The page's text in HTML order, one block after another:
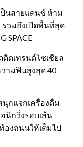
ป็นสายแดนซ์ ห้าม
รวมถึงเปิดพื้นที่สุด
SPACE
ดเทรนด์โซเชียล
ามฟินสูงสุด 40
กแจกเครื่องดื่ม
นิกวิ่งรอบเส้น
องถนนให้เต็มไป